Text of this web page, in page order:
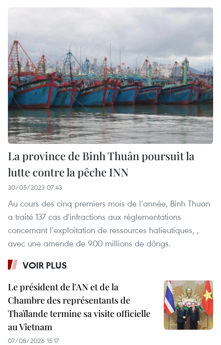
La province de Binh Thuân poursuit la
lutte contre la pêche INN
30/05/2023 07:43
Au cours des cinq premiers mois de l’année, Binh Thuan
a traité 137 cas d'infractions aux réglementations
concernant l’exploitation de ressources halieutiques, ,
avec une amende de 900 millions de dôngs.
VOIR PLUS
Le président de l'AN et de la
Chambre des représentants de
Thaïlande termine sa visite officielle
au Vietnam
07/08/2026 15:17